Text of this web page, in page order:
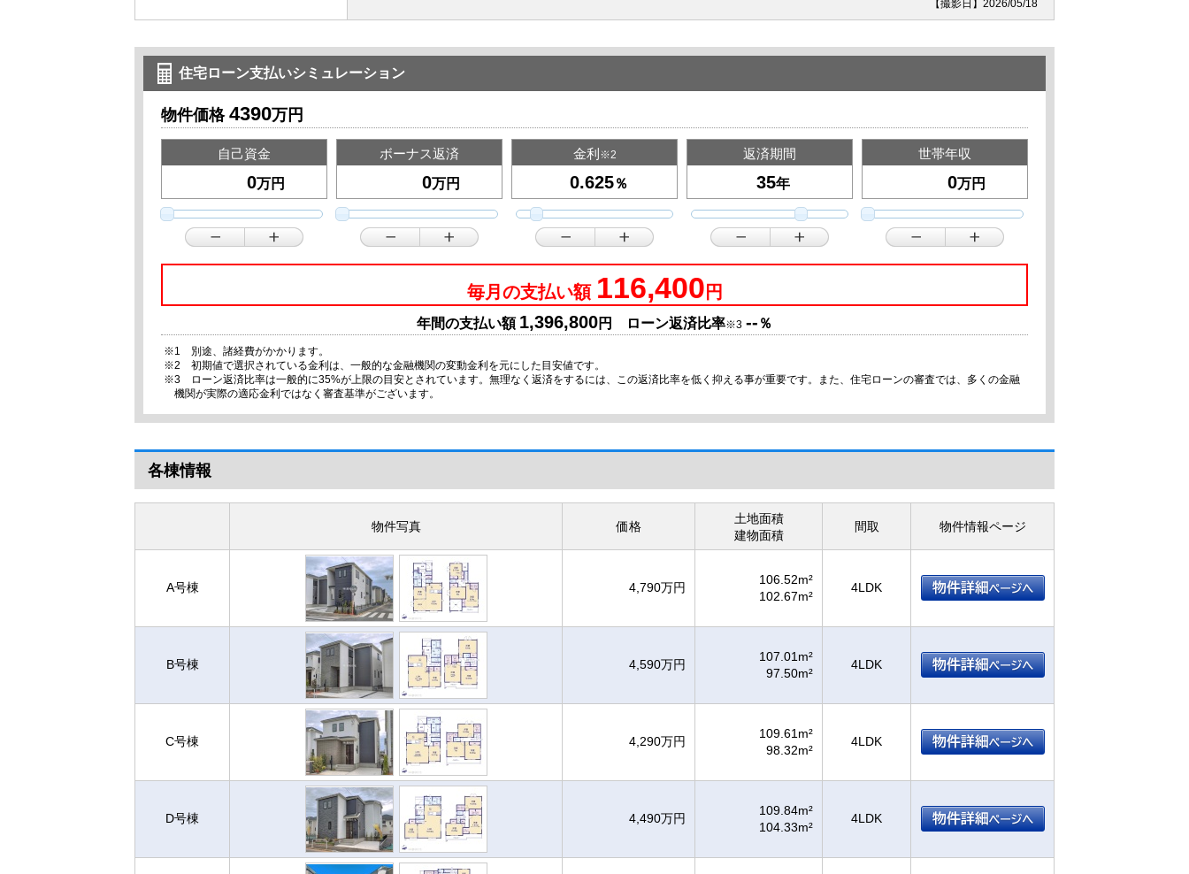
【撮影日】2026/05/18
住宅ローン支払いシミュレーション
物件価格 4390万円
自己資金
万円
ボーナス返済
万円
金利 ※2
％
返済期間
年
世帯年収
万円
毎月の支払い額 116,400 円
年間の支払い額 1,396,800円 ローン返済比率※3 -- ％
※1 別途、諸経費がかかります。
※2 初期値で選択されている金利は、一般的な金融機関の変動金利を元にした目安値です。
※3 ローン返済比率は一般的に35%が上限の目安とされています。無理なく返済をするには、この返済比率を低く抑える事が重要です。また、住宅ローンの審査では、多くの金融
機関が実際の適応金利ではなく審査基準がございます。
各棟情報
物件写真 価格
土地面積
建物面積
間取 物件情報ページ
A号棟 4,790万円
106.52m²
102.67m²
4LDK
B号棟 4,590万円
107.01m²
97.50m²
4LDK
C号棟 4,290万円
109.61m²
98.32m²
4LDK
D号棟 4,490万円
109.84m²
104.33m²
4LDK